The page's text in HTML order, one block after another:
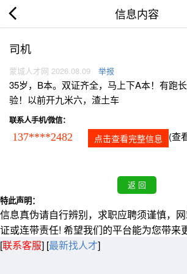
信息内容
司机
蒙城人才网 2026.08.09 举报
35岁，B本。双证齐全，马上下A本！有跑
验！以前开九米六，渣土车
联系人手机/微信：
137****2482 点击查看完整信息 (查
特此声明：
信息真伪请自行辨别，求职应聘须谨慎，
证或连带责任! 希望我们的平台能为您带来
[联系客服] [最新找人才]